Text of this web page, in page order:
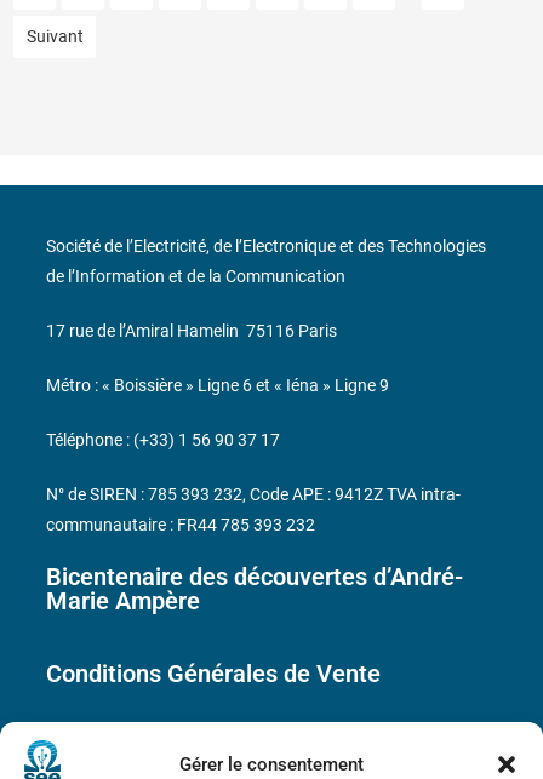
Gérer le consentement
Suivant
Bicentenaire des découvertes d’André-
Marie Ampère
Conditions Générales de Vente
Mentions légales
Société de l’Electricité, de l’Electronique et des Technologies
de l’Information et de la Communication
17 rue de l’Amiral Hamelin 75116 Paris
Métro : « Boissière » Ligne 6 et « Iéna » Ligne 9
Téléphone : (+33) 1 56 90 37 17
N° de SIREN : 785 393 232, Code APE : 9412Z TVA intra-
communautaire : FR44 785 393 232